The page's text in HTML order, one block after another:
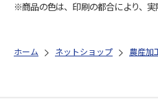
※商品の色は、印刷の都合により、実
ホーム ネットショップ 農産加